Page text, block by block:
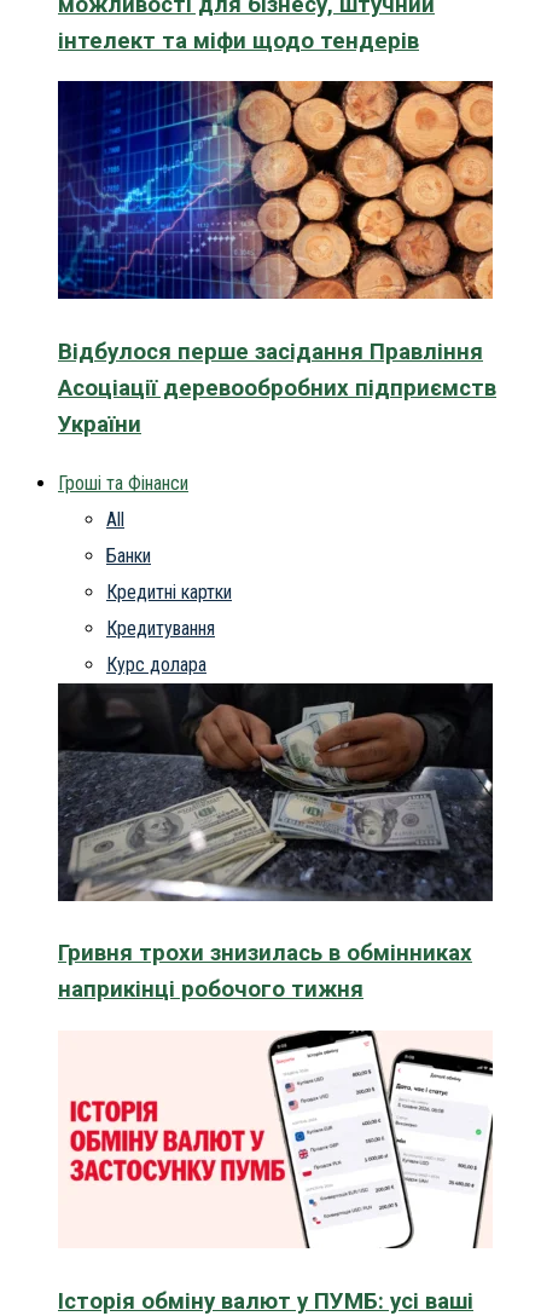
інтелект та міфи щодо тендерів
Відбулося перше засідання Правління
Асоціації деревообробних підприємств
України
Гроші та Фінанси
All
Банки
Кредитні картки
Кредитування
Курс долара
Гривня трохи знизилась в обмінниках
наприкінці робочого тижня
Історія обміну валют у ПУМБ: усі ваші